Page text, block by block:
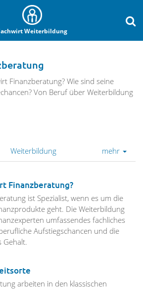
Weiterbildung
Finanzberatung? Wie sind seine
Von Beruf über Weiterbildung
mehr
Weiterbildung
Finanzberatung?
ist Spezialist, wenn es um die
geht. Die Weiterbildung
umfassendes fachliches
Aufstiegschancen und die
Gehalt.
arbeiten in den klassischen